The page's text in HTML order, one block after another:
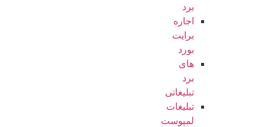
برد
اجاره
برایت
بورد
های
برد
تبلیغاتی
تبلیغات
لمپوست